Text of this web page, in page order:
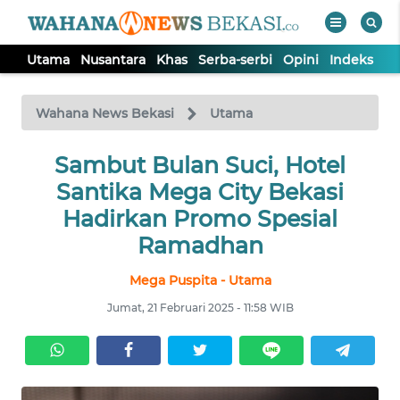
Utama Nusantara Khas Serba-serbi Opini Indeks
Wahana News Bekasi Utama
Sambut Bulan Suci, Hotel
Santika Mega City Bekasi
Hadirkan Promo Spesial
Ramadhan
Mega Puspita - Utama
Jumat, 21 Februari 2025 - 11:58 WIB
TV
Tutup
UTAMA
NUSANTARA
SERBI
OPINI